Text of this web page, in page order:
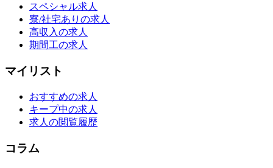
スペシャル求人
寮/社宅ありの求人
高収入の求人
期間工の求人
マイリスト
おすすめの求人
キープ中の求人
求人の閲覧履歴
コラム